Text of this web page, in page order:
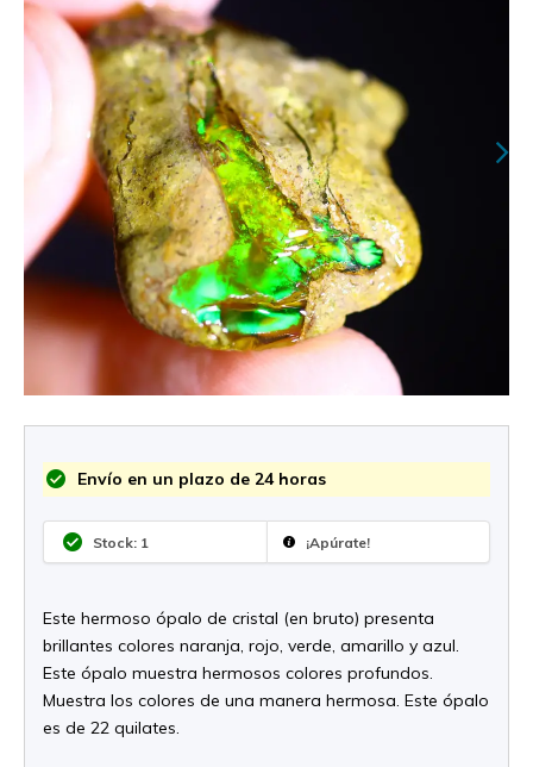
Envío en un plazo de 24 horas
Stock: 1 ¡Apúrate!
Este hermoso ópalo de cristal (en bruto) presenta
brillantes colores naranja, rojo, verde, amarillo y azul.
Este ópalo muestra hermosos colores profundos.
Muestra los colores de una manera hermosa. Este ópalo
es de 22 quilates.